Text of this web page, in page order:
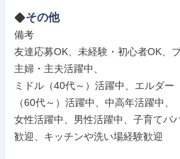
その他
備考
友達応募OK、未経験・初心者OK、
主婦・主夫活躍中、
ミドル（40代～）活躍中、エルダー
（60代～）活躍中、中高年活躍中、
女性活躍中、男性活躍中、子育てパ
歓迎、キッチンや洗い場経験歓迎